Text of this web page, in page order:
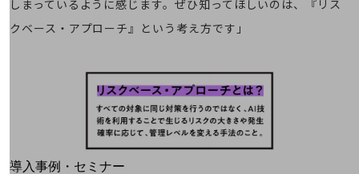
別ウィンドウで開きます
サービスをご利用中のお客さま
導入事例・セミナー
しまっているように感じます。ぜひ知ってほしいのは、『リス
クベース・アプローチ』という考え方です」